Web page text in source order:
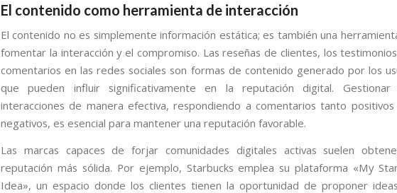
El contenido como herramienta de interacción
El contenido no es simplemente información estática; es también una
fomentar la interacción y el compromiso. Las reseñas de clientes, los
comentarios en las redes sociales son formas de contenido generado por los
que pueden influir significativamente en la reputación digital. Gestionar
interacciones de manera efectiva, respondiendo a comentarios tanto positivos
negativos, es esencial para mantener una reputación favorable.
Las marcas capaces de forjar comunidades digitales activas suelen
reputación más sólida. Por ejemplo, Starbucks emplea su plataforma «My
Idea», un espacio donde los clientes tienen la oportunidad de proponer